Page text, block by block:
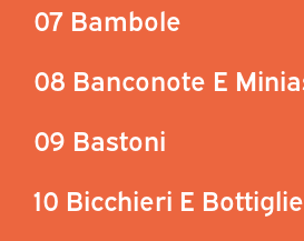
07 Bambole
08 Banconote E
09 Bastoni
10 Bicchieri E Bottiglie